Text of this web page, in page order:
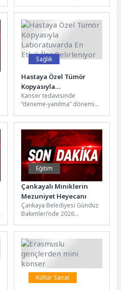
Bornova Erzene’de çıkan
orman...
Sağlık
Hastaya Özel Tümör
Kopyasıyla
Laboratuvarda En Etkili
İlaç Belirleniyor
Kanser tedavisinde
“deneme-yanılma” dönemi
sıralar özellikle kolon
kanserinde yapılan
araştırmalar umut...
Eğitim
Çankayalı Miniklerin
Mezuniyet Heyecanı
Çankaya Belediyesi Gündüz
Bakımleri’nde 2026
Atatürk Parkı’nda yaşandı.
Şenlik havasında geçen
mezuniyet...
Kültür Sanat